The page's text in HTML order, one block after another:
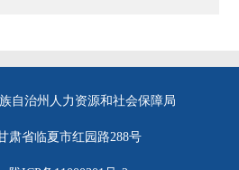
自治州人力资源和社会保障局
肃省临夏市红园路288号